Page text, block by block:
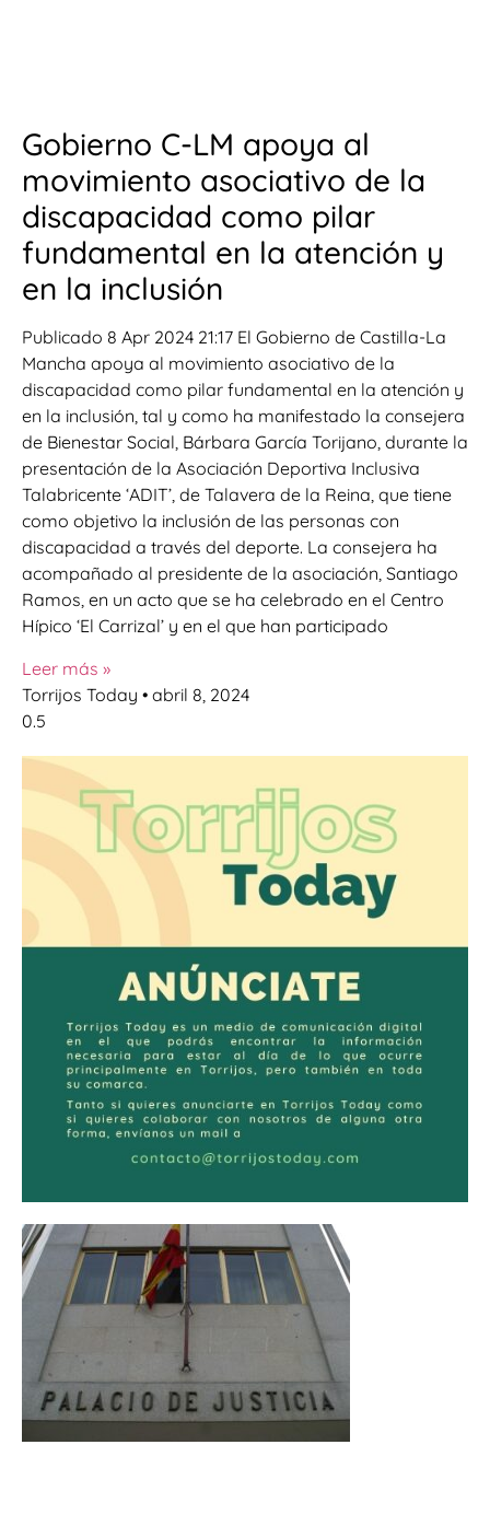
Gobierno C-LM apoya al
movimiento asociativo de la
discapacidad como pilar
fundamental en la atención y
en la inclusión
Publicado 8 Apr 2024 21:17 El Gobierno de Castilla-La
Mancha apoya al movimiento asociativo de la
discapacidad como pilar fundamental en la atención y
en la inclusión, tal y como ha manifestado la consejera
de Bienestar Social, Bárbara García Torijano, durante la
presentación de la Asociación Deportiva Inclusiva
Talabricente ‘ADIT’, de Talavera de la Reina, que tiene
como objetivo la inclusión de las personas con
discapacidad a través del deporte. La consejera ha
acompañado al presidente de la asociación, Santiago
Ramos, en un acto que se ha celebrado en el Centro
Hípico ‘El Carrizal’ y en el que han participado
Leer más »
Torrijos Today
abril 8, 2024